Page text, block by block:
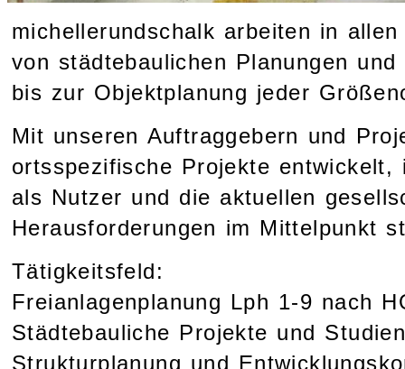
michellerundschalk arbeiten in
von städtebaulichen Planungen
bis zur Objektplanung jeder
Mit unseren Auftraggebern und
ortsspezifische Projekte entwickelt,
als Nutzer und die aktuellen
Herausforderungen im Mittelpunkt
Tätigkeitsfeld:
Freianlagenplanung Lph 1-9 nach
Städtebauliche Projekte und
Strukturplanung und